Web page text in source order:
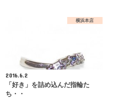
横浜本店
2016.6.2
「好き」を詰め込んだ指輪た
ち・・